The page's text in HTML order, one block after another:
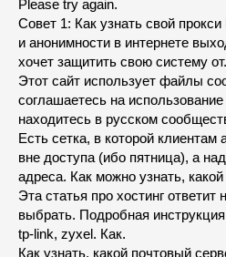
Please try again.
Совет 1: Как узнать свой
и анонимности в интернете
хочет защитить свою систему от.
Этот сайт использует файлы
соглашаетесь на
находитесь в русском
Есть сетка, в которой
вне доступа (ибо пятница), а
адреса. Как можно узнать,
Эта статья про хостинг
выбрать. Подробная
tp-link, zyxel. Как.
Как узнать, какой почтовый